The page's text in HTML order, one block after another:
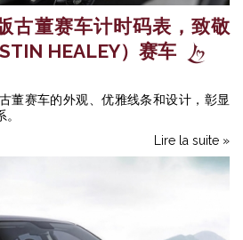
古董赛车计时码表，致敬
HEALEY）赛车
董赛车的外观、优雅线条和设计，彰显
Lire la suite »